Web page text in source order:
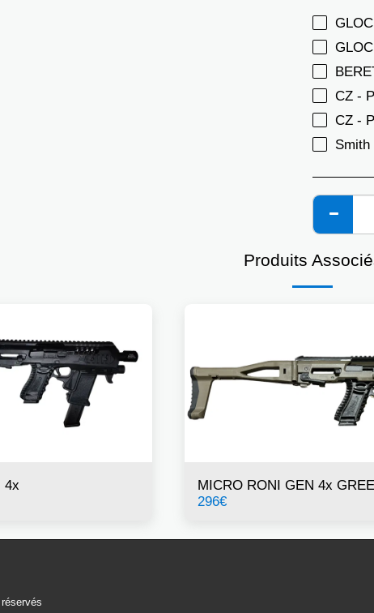
CZ -
CZ -
Smith
Produits
4x
MICRO RONI GEN 4x
296€